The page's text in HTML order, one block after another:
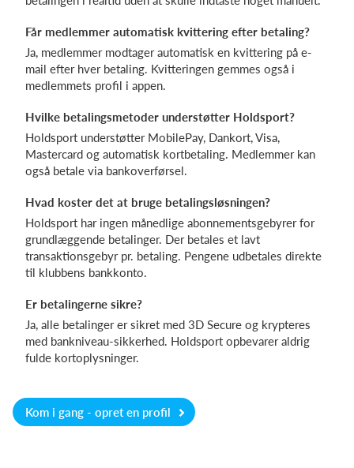
Får medlemmer automatisk kvittering efter betaling?
Ja, medlemmer modtager automatisk en kvittering på e-
mail efter hver betaling. Kvitteringen gemmes også i
medlemmets profil i appen.
Hvilke betalingsmetoder understøtter Holdsport?
Holdsport understøtter MobilePay, Dankort, Visa,
Mastercard og automatisk kortbetaling. Medlemmer kan
også betale via bankoverførsel.
Hvad koster det at bruge betalingsløsningen?
Holdsport har ingen månedlige abonnementsgebyrer for
grundlæggende betalinger. Der betales et lavt
transaktionsgebyr pr. betaling. Pengene udbetales direkte
til klubbens bankkonto.
Er betalingerne sikre?
Ja, alle betalinger er sikret med 3D Secure og krypteres
med bankniveau-sikkerhed. Holdsport opbevarer aldrig
fulde kortoplysninger.
Kom i gang - opret en profil